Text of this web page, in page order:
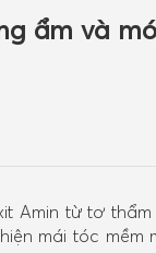
ẩm và
Amin từ tơ
mái tóc mềm